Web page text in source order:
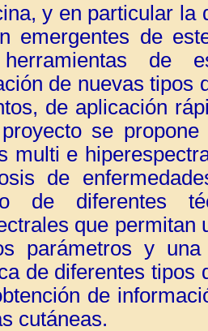
y en particular la
emergentes de
herramientas de
de nuevas tipos
de aplicación
se
multi e
de
de diferentes
que permitan
parámetros y
de diferentes tipos
de
cutáneas.